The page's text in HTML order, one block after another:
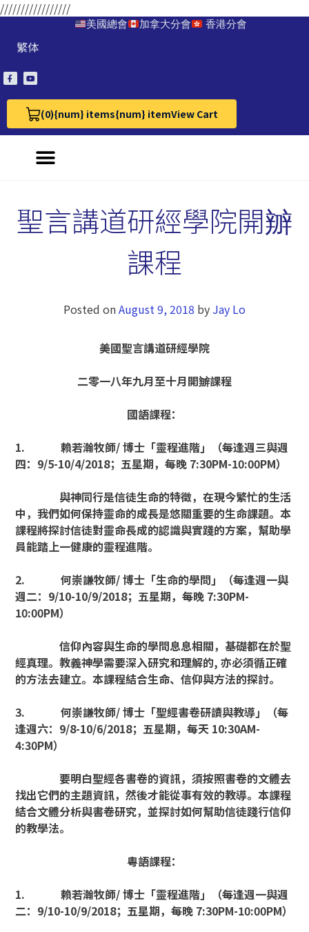
/////////////////
美國總會 加拿大分會 香港分會
繁体
(0)
View Cart 0{num} items{num} itemView Cart
聖言講道研經學院開辧
課程
Posted onAugust 9, 2018 by Jay Lo
美國聖言講道研經學院
二零一八年九月至十月開辧課程
國語課程：
1.賴若瀚牧師/博士「靈程進階」（每逢週三與週
四： 9/5-10/4/2018；五星期，每晚 7:30PM-10:00PM）
與神同行是信徒生命的特徵，在現今繁忙的生活
中，我們如何保持靈命的成長是悠關重要的生命課題。本
課程將探討信徒對靈命長成的認識與實踐的方案，幫助學
員能踏上一健康的靈程進階。
2.何崇謙牧師/博士「生命的學問」（每逢週一與
週二： 9/10-10/9/2018；五星期，每晚 7:30PM-
10:00PM）
信仰內容與生命的學問息息相關，基礎都在於聖
經真理。教義神學需要深入研究和理解的,亦必須循正確
的方法去建立。本課程結合生命、信仰與方法的探討。
3.何崇謙牧師/博士「聖經書卷研讀與教導」（每
逢週六： 9/8-10/6/2018；五星期，每天 10:30AM-
4:30PM）
要明白聖經各書卷的資訊，須按照書卷的文體去
找出它們的主題資訊，然後才能從事有效的教導。本課程
結合文體分析與書卷研究，並探討如何幫助信徒踐行信仰
的教學法。
粵語課程：
1.賴若瀚牧師/博士「靈程進階」（每逢週一與週
二： 9/10-10/9/2018；五星期，每晚 7:30PM-10:00PM）